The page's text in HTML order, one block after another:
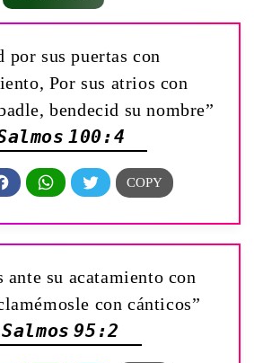
por sus puertas con
Por sus atrios con
bendecid su nombre”
100:4
ante su acatamiento con
con cánticos”
95:2